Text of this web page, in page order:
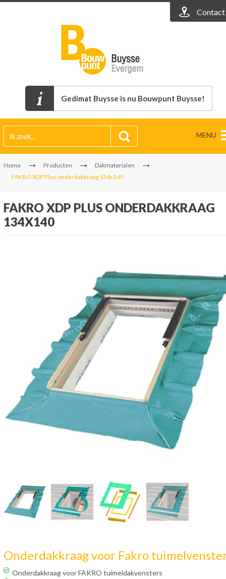
Contact
Gedimat Buysse is nu Bouwpunt Buysse!
MENU
Home Producten
Dakmaterialen
FAKRO XDP Plus onderdakkraag 134x140
FAKRO XDP PLUS ONDERDAKKRAAG
134X140
Onderdakkraag voor Fakro
Onderdakkraag voor FAKRO tuimeldakvensters